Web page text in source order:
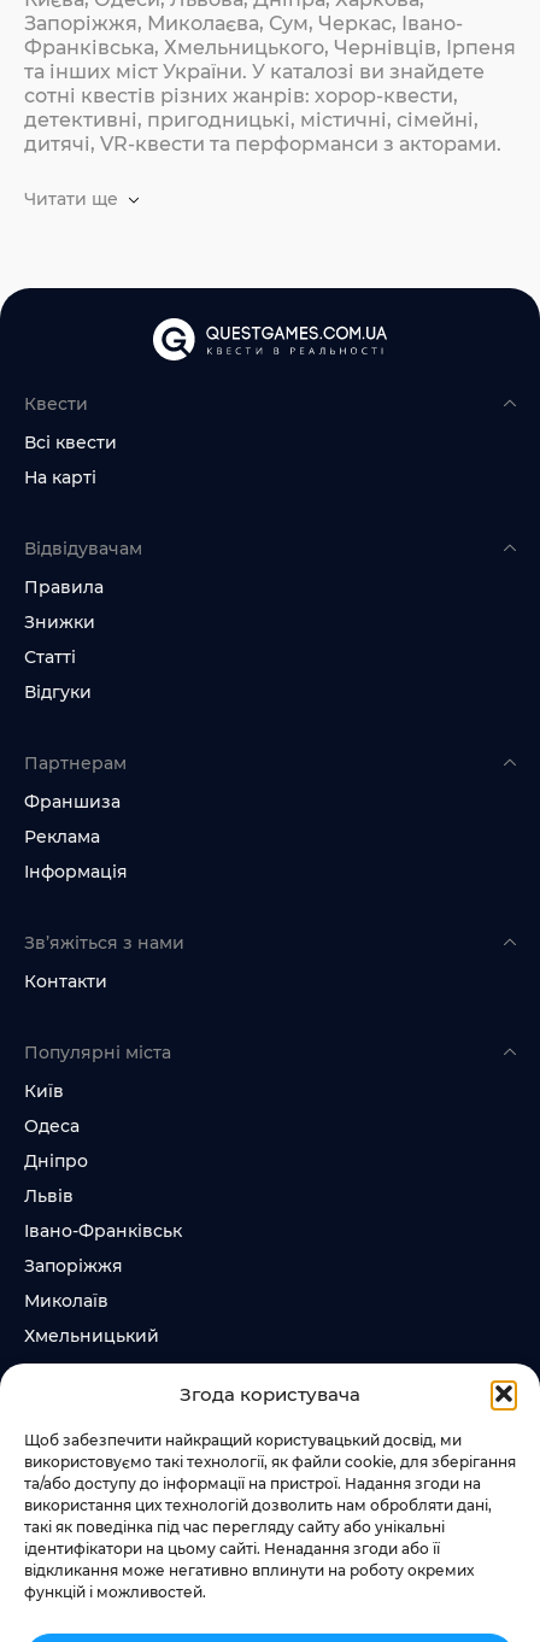
Згода користувача
Щоб забезпечити найкращий користувацький досвід, ми
використовуємо такі технології, як файли cookie, для зберігання
та/або доступу до інформації на пристрої. Надання згоди на
використання цих технологій дозволить нам обробляти дані,
такі як поведінка під час перегляду сайту або унікальні
ідентифікатори на цьому сайті. Ненадання згоди або її
відкликання може негативно вплинути на роботу окремих
функцій і можливостей.
Запоріжжя, Миколаєва, Сум, Черкас, Івано-
Франківська, Хмельницького, Чернівців, Ірпеня
та інших міст України. У каталозі ви знайдете
сотні квестів різних жанрів: хорор-квести,
детективні, пригодницькі, містичні, сімейні,
дитячі, VR-квести та перформанси з акторами.
Читати ще
Квести
Всі квести
На карті
Відвідувачам
Правила
Знижки
Статті
Відгуки
Партнерам
Франшиза
Реклама
Інформація
Зв’яжіться з нами
Контакти
Популярні міста
Київ
Одеса
Дніпро
Львів
Івано-Франківськ
Запоріжжя
Миколаїв
Хмельницький
Суми
Слідкувати за нами
+38 073 185 81 11
+38 067 457 86 44